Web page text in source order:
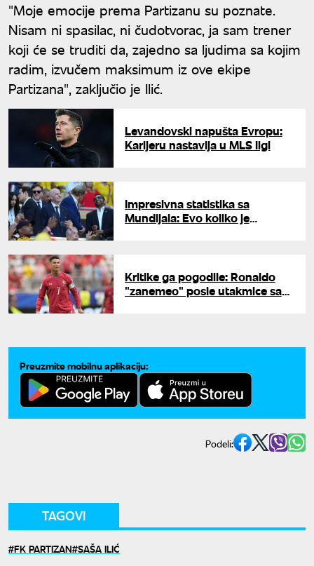
"Moje emocije prema Partizanu su poznate.
Nisam ni spasilac, ni čudotvorac, ja sam trener
koji će se truditi da, zajedno sa ljudima sa kojim
radim, izvučem maksimum iz ove ekipe
Partizana", zaključio je Ilić.
Levandovski napušta Evropu:
Karijeru nastavlja u MLS ligi
Impresivna statistika sa
Mundijala: Evo koliko je
Kritike ga pogodile: Ronaldo
"zanemeo" posle utakmice sa
Preuzmite mobilnu aplikaciju:
Podeli:
TAGOVI
FK PARTIZAN SAŠA ILIĆ